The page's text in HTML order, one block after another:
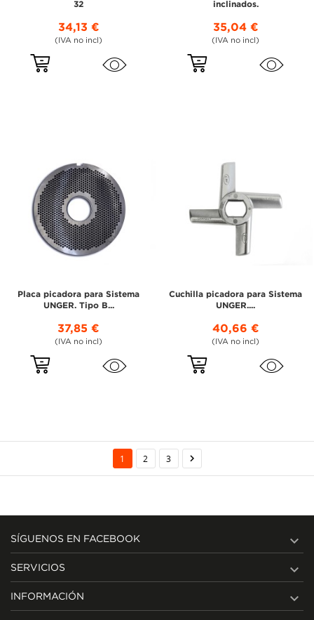
32
34,13 €
(IVA no incl)
inclinados.
35,04 €
(IVA no incl)
Placa picadora para Sistema
UNGER. Tipo B...
37,85 €
(IVA no incl)
Cuchilla picadora para Sistema
UNGER....
40,66 €
(IVA no incl)
1 2 3 
SÍGUENOS EN FACEBOOK 
SERVICIOS 
INFORMACIÓN
